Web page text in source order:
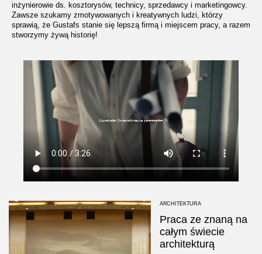
inżynierowie ds. kosztorysów, technicy, sprzedawcy i marketingowcy.
Zawsze szukamy zmotywowanych i kreatywnych ludzi, którzy
sprawią, że Gustafs stanie się lepszą firmą i miejscem pracy, a razem
stworzymy żywą historię!
ARCHITEKTURA
Praca ze znaną na
całym świecie
architekturą